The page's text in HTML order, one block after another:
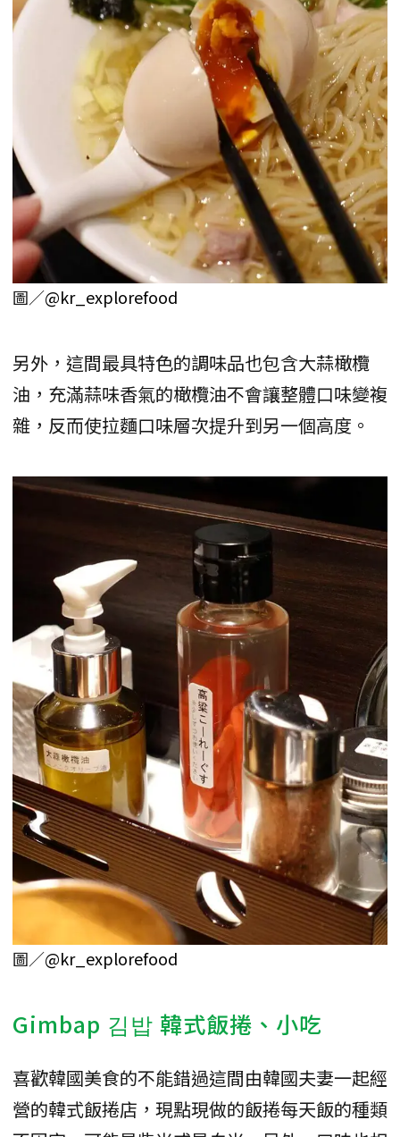
圖／@kr_explorefood
另外，這間最具特色的調味品也包含大蒜橄欖
油，充滿蒜味香氣的橄欖油不會讓整體口味變複
雜，反而使拉麵口味層次提升到另一個高度。
圖／@kr_explorefood
Gimbap 김밥 韓式飯捲、小吃
喜歡韓國美食的不能錯過這間由韓國夫妻一起經
營的韓式飯捲店，現點現做的飯捲每天飯的種類